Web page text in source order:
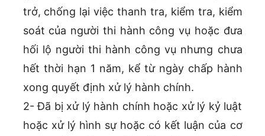
trở, chống lại việc thanh tra, kiểm tra, kiểm
soát của người thi hành công vụ hoặc đưa
hối lộ người thi hành công vụ nhưng chưa
hết thời hạn 1 năm, kể từ ngày chấp hành
xong quyết định xử lý hành chính.
2- Đã bị xử lý hành chính hoặc xử lý kỷ luật
hoặc xử lý hình sự hoặc có kết luận của cơ